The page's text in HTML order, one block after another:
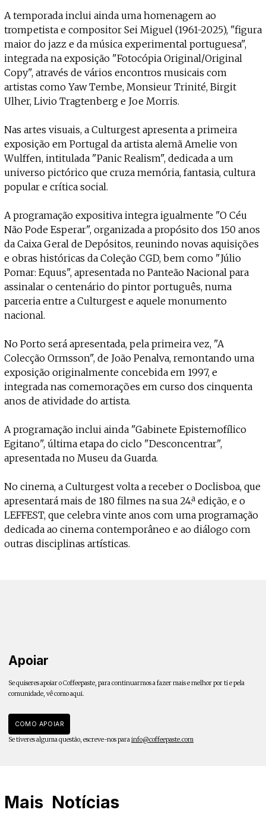
A temporada inclui ainda uma homenagem ao
trompetista e compositor Sei Miguel (1961-2025), "figura
maior do jazz e da música experimental portuguesa",
integrada na exposição "Fotocópia Original/Original
Copy", através de vários encontros musicais com
artistas como Yaw Tembe, Monsieur Trinité, Birgit
Ulher, Livio Tragtenberg e Joe Morris.
Nas artes visuais, a Culturgest apresenta a primeira
exposição em Portugal da artista alemã Amelie von
Wulffen, intitulada "Panic Realism", dedicada a um
universo pictórico que cruza memória, fantasia, cultura
popular e crítica social.
A programação expositiva integra igualmente "O Céu
Não Pode Esperar", organizada a propósito dos 150 anos
da Caixa Geral de Depósitos, reunindo novas aquisições
e obras históricas da Coleção CGD, bem como "Júlio
Pomar: Equus", apresentada no Panteão Nacional para
assinalar o centenário do pintor português, numa
parceria entre a Culturgest e aquele monumento
nacional.
No Porto será apresentada, pela primeira vez, "A
Colecção Ormsson", de João Penalva, remontando uma
exposição originalmente concebida em 1997, e
integrada nas comemorações em curso dos cinquenta
anos de atividade do artista.
A programação inclui ainda "Gabinete Epistemofílico
Egitano", última etapa do ciclo "Desconcentrar",
apresentada no Museu da Guarda.
No cinema, a Culturgest volta a receber o Doclisboa, que
apresentará mais de 180 filmes na sua 24.ª edição, e o
LEFFEST, que celebra vinte anos com uma programação
dedicada ao cinema contemporâneo e ao diálogo com
outras disciplinas artísticas.
Apoiar
Se quiseres apoiar o Coffeepaste, para continuarmos a fazer mais e melhor por ti e pela
comunidade, vê como aqui.
COMO APOIAR
Se tiveres alguma questão, escreve-nos parainfo@coffeepaste.com
Mais Notícias